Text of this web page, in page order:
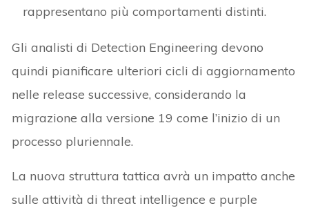
rappresentano più comportamenti distinti.
Gli analisti di Detection Engineering devono
quindi pianificare ulteriori cicli di aggiornamento
nelle release successive, considerando la
migrazione alla versione 19 come l’inizio di un
processo pluriennale.
La nuova struttura tattica avrà un impatto anche
sulle attività di threat intelligence e purple